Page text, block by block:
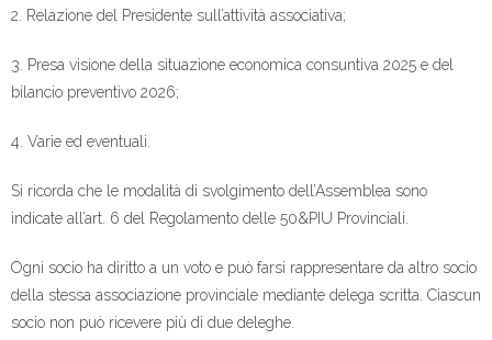
2. Relazione del Presidente sull’attività associativa;
3. Presa visione della situazione economica consuntiva 2025 e del
bilancio preventivo 2026;
4. Varie ed eventuali.
Si ricorda che le modalità di svolgimento dell’Assemblea sono
indicate all’art. 6 del Regolamento delle 50&PIU Provinciali.
Ogni socio ha diritto a un voto e può farsi rappresentare da altro socio
della stessa associazione provinciale mediante delega scritta. Ciascun
socio non può ricevere più di due deleghe.